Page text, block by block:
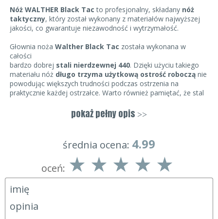
Nóż WALTHER Black Tac to profesjonalny, składany nóż
taktyczny, który został wykonany z materiałów najwyższej
jakości, co gwarantuje niezawodność i wytrzymałość.
Głownia noża Walther Black Tac została wykonana w
całości
bardzo dobrej stali nierdzewnej 440. Dzięki użyciu takiego
materiału nóż długo trzyma użytkową ostrość roboczą nie
powodując większych trudności podczas ostrzenia na
praktycznie każdej ostrzałce. Warto również pamiętać, że stal
normalnego użytkowania. Jest to bardzo ważne zwłaszcza
w nożu taktycznym, który nie zawsze może zostać umyty
Głownia posiada bardzo praktyczny i użytkowy kształt
. Dodatkowo ostrze zostało podzielone na dwie
ząbkowaną i gładką(plain). Takie zestawienie
zdecydowanie poszerza spektrum zastosowań, ponieważ
umożliwia cięcie szerszej gamy produktów i materiałów.
Częścią z ząbkami bez problemu przetniemy wszelkie
materiały włókniste, liny, sznurki czy ubrania. Część gładka
będzie wykorzystywana podczas codziennej pracy do zwykłych
pokaż pełny opis >>
średnia ocena: 4.99
oceń: